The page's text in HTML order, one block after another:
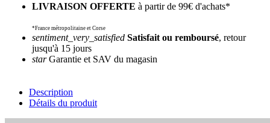
LIVRAISON OFFERTE à partir de 99€ d'achats*
*France métropolitaine et Corse
sentiment_very_satisfied Satisfait ou remboursé, retour
jusqu'à 15 jours
starGarantie et SAV du magasin
Description
Détails du produit